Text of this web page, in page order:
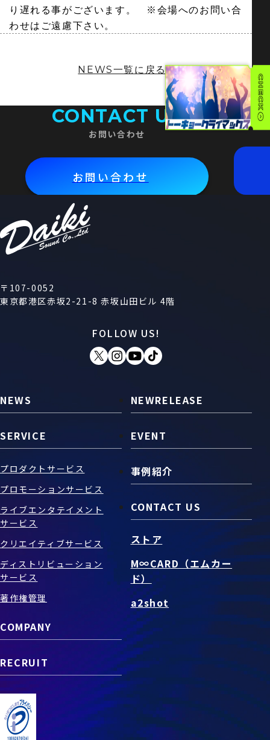
り遅れる事がございます。
※会場へのお問い合
わせはご遠慮下さい。
NEWS一覧に戻る
CONTACT US
お問い合わせ
お問い合わせ
〒107-0052
東京都港区赤坂2-21-8 赤坂山田ビル 4階
FOLLOW US!
NEWS
SERVICE
プロダクトサービス
プロモーションサービス
ライブエンタテイメント
サービス
クリエイティブサービス
ディストリビューション
サービス
著作権管理
COMPANY
RECRUIT
NEWRELEASE
EVENT
事例紹介
CONTACT US
ストア
M∞CARD（エムカー
ド）
a2shot